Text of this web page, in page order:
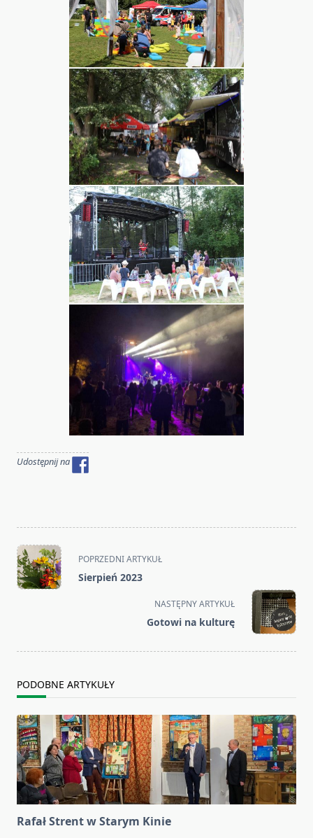
Udostępnij na
<span
class="nav-
subtitle
POPRZEDNI ARTYKUŁ
Sierpień 2023
NASTĘPNY ARTYKUŁ
Gotowi na kulturę
PODOBNE ARTYKUŁY
Rafał Strent w Starym Kinie